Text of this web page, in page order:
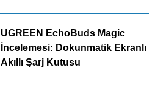
UGREEN EchoBuds Magic
İncelemesi: Dokunmatik Ekranlı
Akıllı Şarj Kutusu